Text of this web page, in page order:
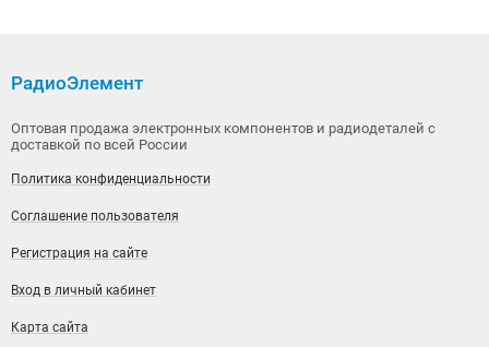
РадиоЭлемент
Оптовая продажа электронных компонентов и радиодеталей с
доставкой по всей России
Политика конфиденциальности
Соглашение пользователя
Регистрация на сайте
Вход в личный кабинет
Карта сайта